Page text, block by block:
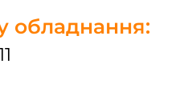
обладнання: